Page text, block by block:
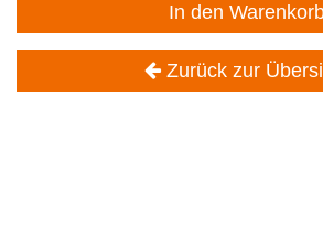
In den
Zurück zur